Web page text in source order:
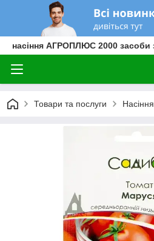
насіння АГРОПЛЮС 2000 засоби
Товари та послуги Насіння